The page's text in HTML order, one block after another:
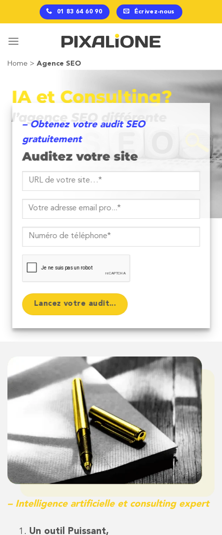
01 83 64 60 90 Écrivez-nous
Home > Agence SEO
IA et Consulting?
l’agence SEO différente
– Obtenez votre audit SEO
gratuitement
Auditez votre site
– Intelligence artificielle et consulting expert
Un outil Puissant,